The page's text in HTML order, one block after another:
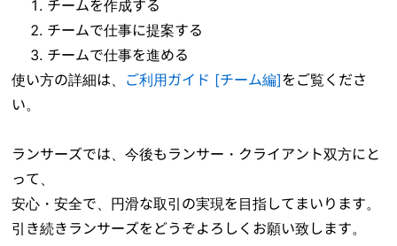
チームを作成する
チームで仕事に提案する
チームで仕事を進める
使い方の詳細は、 ご利用ガイド [チーム編]をご覧くださ
い。
ランサーズでは、今後もランサー・クライアント双方にと
って、
安心・安全で、円滑な取引の実現を目指してまいります。
引き続きランサーズをどうぞよろしくお願い致します。